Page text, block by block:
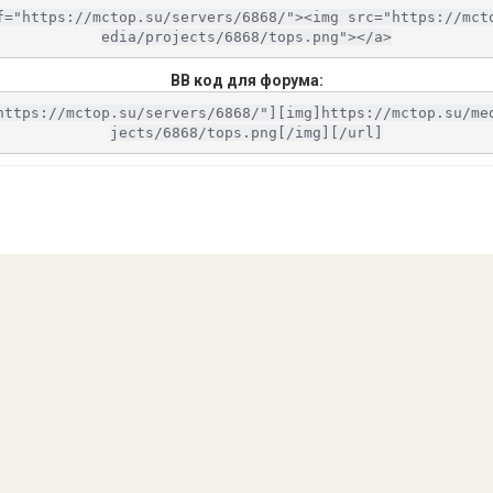
mctop.su/servers/6868/"><img src="https://
edia/projects/6868/tops.png"></a>
BB код для форума:
mctop.su/servers/6868/"][img]https://mctop.su/
jects/6868/tops.png[/img][/url]